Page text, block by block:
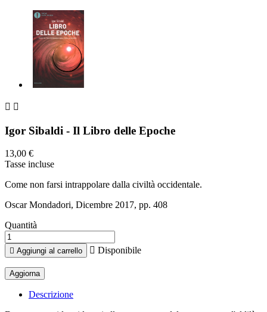
 
Igor Sibaldi - Il Libro delle Epoche
13,00 €
Tasse incluse
Come non farsi intrappolare dalla civiltà occidentale.
Oscar Mondadori, Dicembre 2017, pp. 408
Quantità
 Aggiungi al carrello  Disponibile
Descrizione